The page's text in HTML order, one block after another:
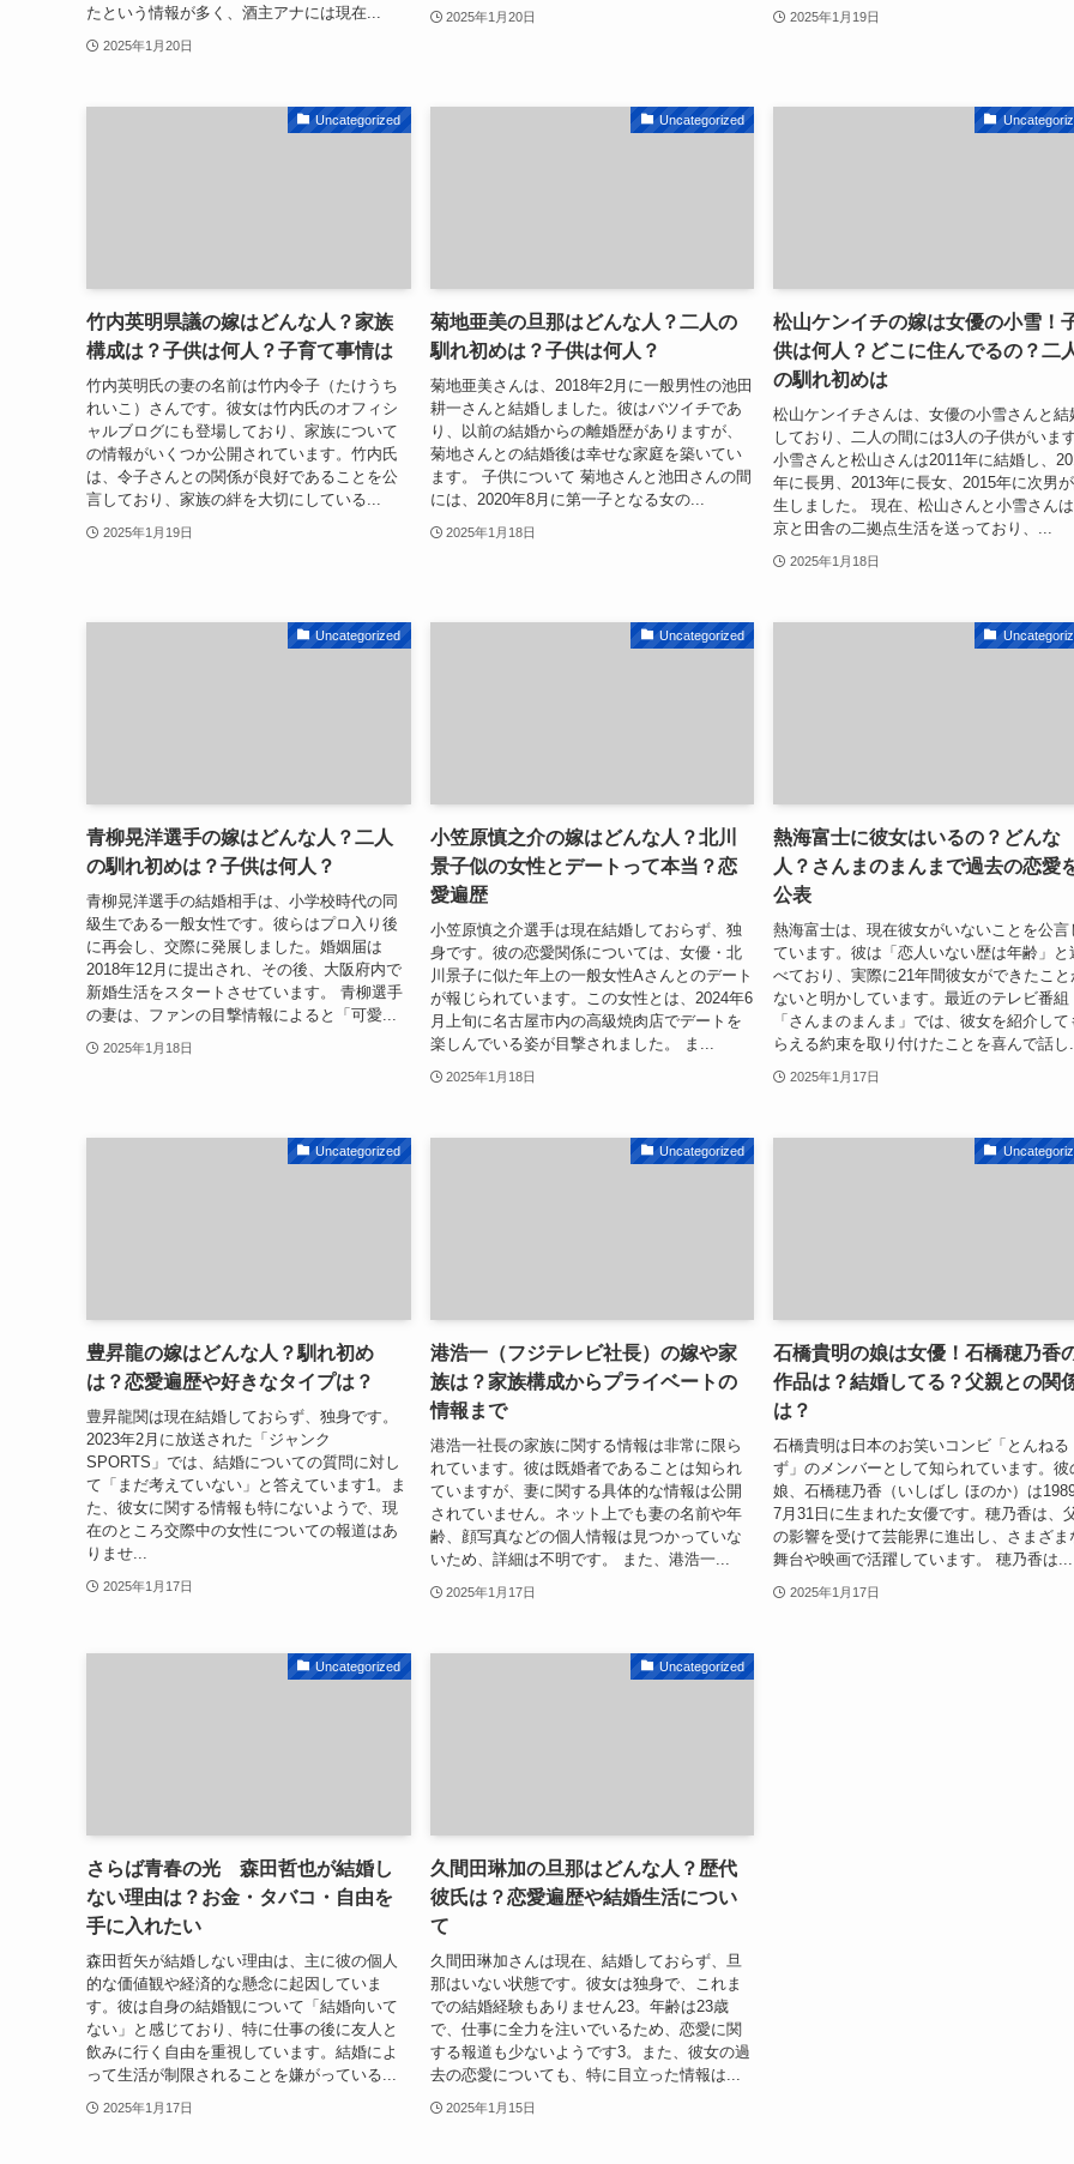
たという情報が多く、酒主アナには現在...
2025年1月20日
2025年1月20日 2025年1月19日
Uncategorized
竹内英明県議の嫁はどんな人？家族
構成は？子供は何人？子育て事情は
竹内英明氏の妻の名前は竹内令子（たけうち
れいこ）さんです。彼女は竹内氏のオフィシ
ャルブログにも登場しており、家族について
の情報がいくつか公開されています。竹内氏
は、令子さんとの関係が良好であることを公
言しており、家族の絆を大切にしている...
2025年1月19日
Uncategorized
菊地亜美の旦那はどんな人？二人の
馴れ初めは？子供は何人？
菊地亜美さんは、2018年2月に一般男性の池田
耕一さんと結婚しました。彼はバツイチであ
り、以前の結婚からの離婚歴がありますが、
菊地さんとの結婚後は幸せな家庭を築いてい
ます。 子供について 菊地さんと池田さんの間
には、2020年8月に第一子となる女の...
2025年1月18日
松山ケンイチの嫁は女優の小雪！
供は何人？どこに住んでるの？二
の馴れ初めは
松山ケンイチさんは、女優の小雪さんと結
しており、二人の間には3人の子供がいます
小雪さんと松山さんは2011年に結婚し、
年に長男、2013年に長女、2015年に次男
生しました。 現在、松山さんと小雪さん
京と田舎の二拠点生活を送っており、...
2025年1月18日
Uncategorized
青柳晃洋選手の嫁はどんな人？二人
の馴れ初めは？子供は何人？
青柳晃洋選手の結婚相手は、小学校時代の同
級生である一般女性です。彼らはプロ入り後
に再会し、交際に発展しました。婚姻届は
2018年12月に提出され、その後、大阪府内で
新婚生活をスタートさせています。 青柳選手
の妻は、ファンの目撃情報によると「可愛...
2025年1月18日
Uncategorized
小笠原慎之介の嫁はどんな人？北川
景子似の女性とデートって本当？恋
愛遍歴
小笠原慎之介選手は現在結婚しておらず、独
身です。彼の恋愛関係については、女優・北
川景子に似た年上の一般女性Aさんとのデート
が報じられています。この女性とは、2024年6
月上旬に名古屋市内の高級焼肉店でデートを
楽しんでいる姿が目撃されました。 ま...
2025年1月18日
熱海富士に彼女はいるの？どんな
人？さんまのまんまで過去の恋愛
公表
熱海富士は、現在彼女がいないことを公言
ています。彼は「恋人いない歴は年齢」と
べており、実際に21年間彼女ができたこと
ないと明かしています。最近のテレビ番組
「さんまのまんま」では、彼女を紹介して
らえる約束を取り付けたことを喜んで話し...
2025年1月17日
Uncategorized
豊昇龍の嫁はどんな人？馴れ初め
は？恋愛遍歴や好きなタイプは？
豊昇龍関は現在結婚しておらず、独身です。
2023年2月に放送された「ジャンク
SPORTS」では、結婚についての質問に対し
て「まだ考えていない」と答えています1。ま
た、彼女に関する情報も特にないようで、現
在のところ交際中の女性についての報道はあ
りませ...
2025年1月17日
Uncategorized
港浩一（フジテレビ社長）の嫁や家
族は？家族構成からプライベートの
情報まで
港浩一社長の家族に関する情報は非常に限ら
れています。彼は既婚者であることは知られ
ていますが、妻に関する具体的な情報は公開
されていません。ネット上でも妻の名前や年
齢、顔写真などの個人情報は見つかっていな
いため、詳細は不明です。 また、港浩一...
2025年1月17日
石橋貴明の娘は女優！石橋穂乃香
作品は？結婚してる？父親との関
は？
石橋貴明は日本のお笑いコンビ「とんねる
ず」のメンバーとして知られています。彼
娘、石橋穂乃香（いしばし ほのか）は
7月31日に生まれた女優です。穂乃香は、
の影響を受けて芸能界に進出し、さまざま
舞台や映画で活躍しています。 穂乃香は...
2025年1月17日
Uncategorized
さらば青春の光 森田哲也が結婚し
ない理由は？お金・タバコ・自由を
手に入れたい
森田哲矢が結婚しない理由は、主に彼の個人
的な価値観や経済的な懸念に起因していま
す。彼は自身の結婚観について「結婚向いて
ない」と感じており、特に仕事の後に友人と
飲みに行く自由を重視しています。結婚によ
って生活が制限されることを嫌がっている...
2025年1月17日
Uncategorized
久間田琳加の旦那はどんな人？歴代
彼氏は？恋愛遍歴や結婚生活につい
て
久間田琳加さんは現在、結婚しておらず、旦
那はいない状態です。彼女は独身で、これま
での結婚経験もありません23。年齢は23歳
で、仕事に全力を注いでいるため、恋愛に関
する報道も少ないようです3。また、彼女の過
去の恋愛についても、特に目立った情報は...
2025年1月15日